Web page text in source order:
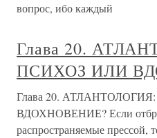
вопрос, ибо каждый
Глава 20.
ПСИХОЗ ИЛИ
Глава 20.
ВДОХНОВЕНИЕ? Если
распространяемые прессой,